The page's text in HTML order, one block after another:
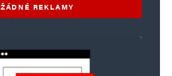
ŽÁDNÉ REKLAMY